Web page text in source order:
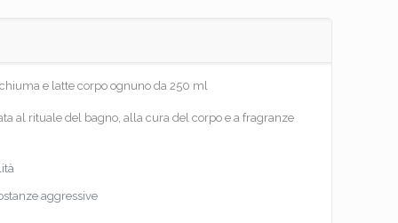
e latte corpo ognuno da 250 ml
al rituale del bagno, alla cura del corpo e a fragranze
aggressive